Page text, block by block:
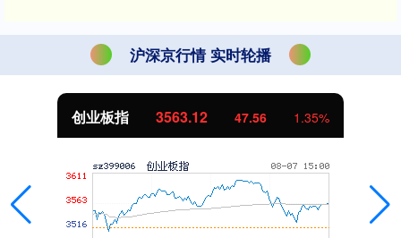
沪深京行情 实时轮播
创业板指 3563.12 47.56 1.35%